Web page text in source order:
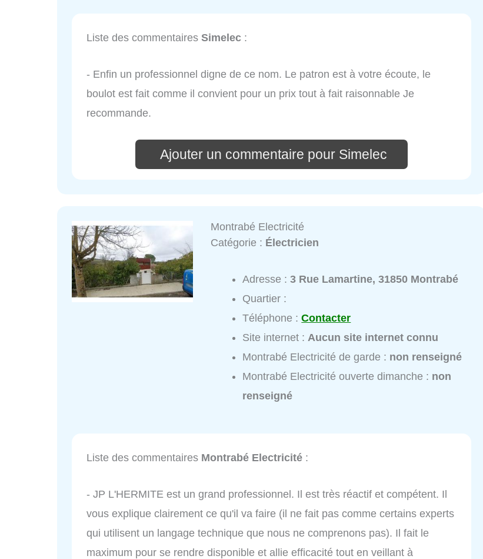
Liste des commentaires Simelec :
- Enfin un professionnel digne de ce nom. Le patron est à votre écoute, le
boulot est fait comme il convient pour un prix tout à fait raisonnable Je
recommande.
Ajouter un commentaire pour Simelec
Montrabé Electricité
Catégorie : Électricien
Adresse :3 Rue Lamartine, 31850 Montrabé
Quartier :
Téléphone :Contacter
Site internet : Aucun site internet connu
Montrabé Electricité de garde : non renseigné
Montrabé Electricité ouverte dimanche : non
renseigné
Liste des commentaires Montrabé Electricité :
- JP L'HERMITE est un grand professionnel. Il est très réactif et compétent. Il
vous explique clairement ce qu'il va faire (il ne fait pas comme certains experts
qui utilisent un langage technique que nous ne comprenons pas). Il fait le
maximum pour se rendre disponible et allie efficacité tout en veillant à